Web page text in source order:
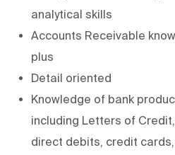
analytical skills
Accounts Receivable
plus
Detail oriented
Knowledge of bank
including Letters of
direct debits, credit cards,